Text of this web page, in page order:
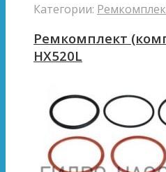
Категории:
Ремкомплект
HX520L